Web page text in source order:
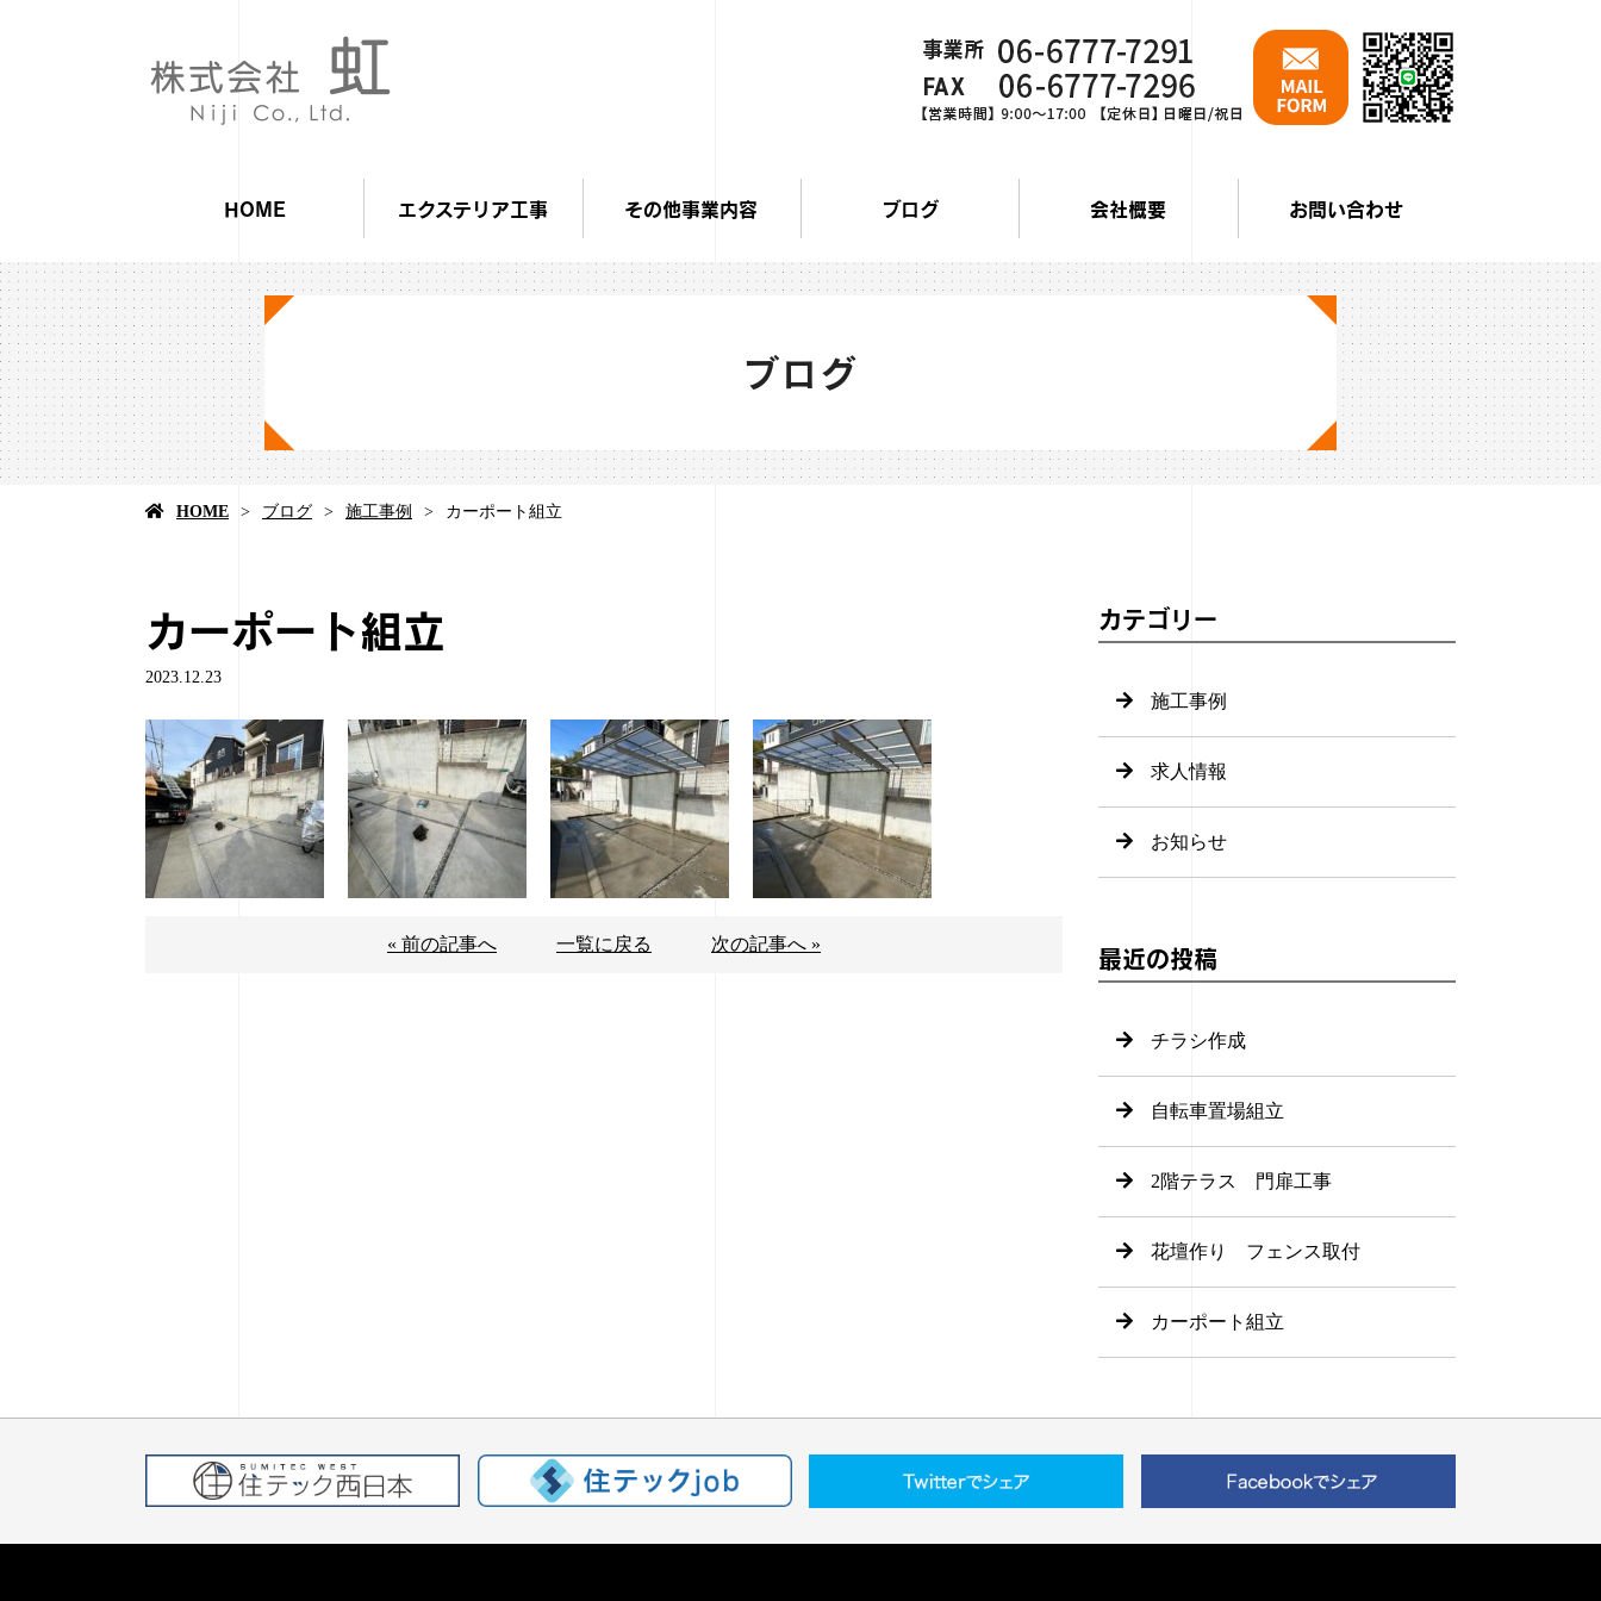
HOME エクステリア工事 その他事業内容 ブログ 会社概要 お問い合わせ
ブログ
HOME ブログ 施工事例 カーポート組立
カーポート組立
2023.12.23
« 前の記事へ 一覧に戻る 次の記事へ »
カテゴリー
施工事例
求人情報
お知らせ
最近の投稿
チラシ作成
自転車置場組立
2階テラス 門扉工事
花壇作り フェンス取付
カーポート組立